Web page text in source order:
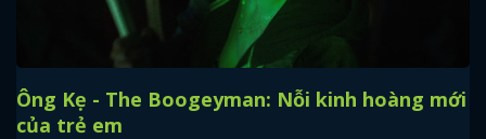
Ông Kẹ - The Boogeyman: Nỗi kinh hoàng mới
của trẻ em